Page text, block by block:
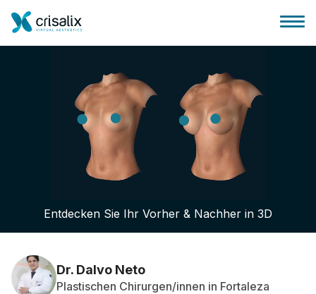
Startseite für Chirurgen
3D-Business-Plattform
Pläne
Bewertungen von Patienten
Entdecken Sie Ihr Vorher & Nachher in 3D
Dr. Dalvo Neto
Plastischen Chirurgen/innen in Fortaleza